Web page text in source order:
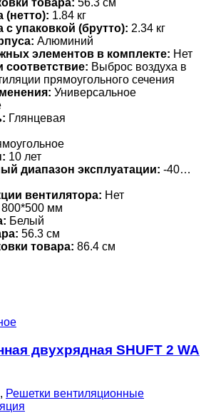
товара: 56.3 см
(нетто): 1.84 кг
с упаковкой (брутто): 2.34 кг
Алюминий
элементов в комплекте: Нет
соответствие: Выброс воздуха в
прямоугольного сечения
Универсальное
Глянцевая
10 лет
диапазон эксплуатации: -40…
вентилятора: Нет
800*500 мм
Белый
56.3 см
товара: 86.4 см
двухрядная SHUFT 2 WA
, Решетки вентиляционные